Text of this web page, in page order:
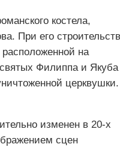
костела,
При его
на
Филиппа и Якуба
изменен в 20-х
сцен